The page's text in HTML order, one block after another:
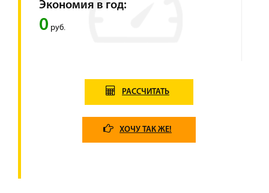
Экономия в год:
0 руб.
РАССЧИТАТЬ
ХОЧУ ТАК ЖЕ!